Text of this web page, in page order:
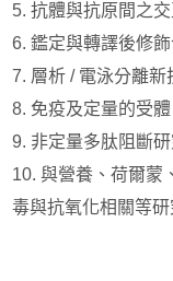
5. 抗體與抗原間之交
6. 鑑定與轉譯後修
7. 層析 / 電泳分離新
8. 免疫及定量的受
9. 非定量多肽阻斷
10. 與營養、荷爾蒙
毒與抗氧化相關等研